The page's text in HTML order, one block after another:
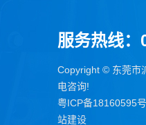
服务热线：
Copyright © 东莞市
电咨询!
粤ICP备18160595号
站建设